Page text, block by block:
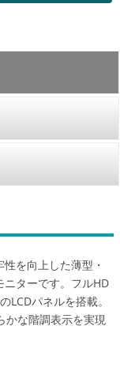
を向上した薄型・
ターです。フルHD
LCDパネルを搭載。
かな階調表示を実現